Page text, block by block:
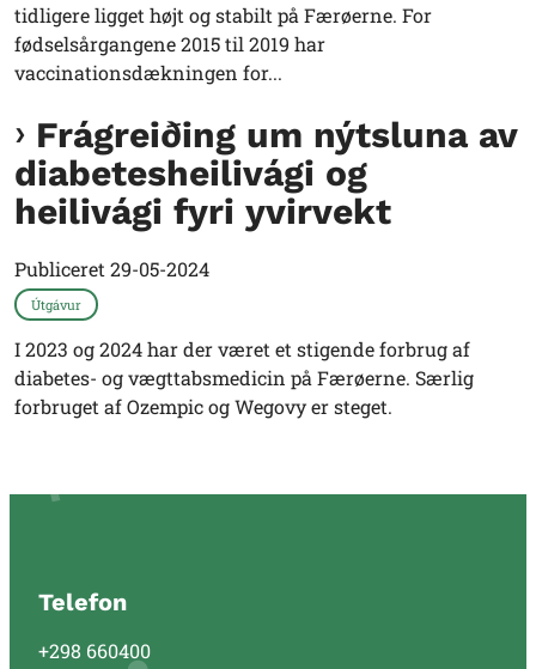
tidligere ligget højt og stabilt på Færøerne. For
fødselsårgangene 2015 til 2019 har
vaccinationsdækningen for...
Frágreiðing um nýtsluna av
diabetesheilivági og
heilivági fyri yvirvekt
Publiceret 29-05-2024
Útgávur
I 2023 og 2024 har der været et stigende forbrug af
diabetes- og vægttabsmedicin på Færøerne. Særlig
forbruget af Ozempic og Wegovy er steget.
Telefon
+298 660400